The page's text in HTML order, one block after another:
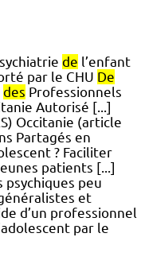
de l’enfant
par le CHU De
des Professionnels
Autorisé [...]
Occitanie (article
Partagés en
? Faciliter
patients [...]
psychiques peu
et
d’un professionnel
par le